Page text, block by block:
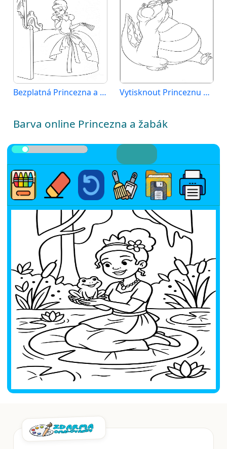
Bezplatná Princezna a žabák k vytištění Vytisknout Princeznu a žabáka
Barva online Princezna a žabák